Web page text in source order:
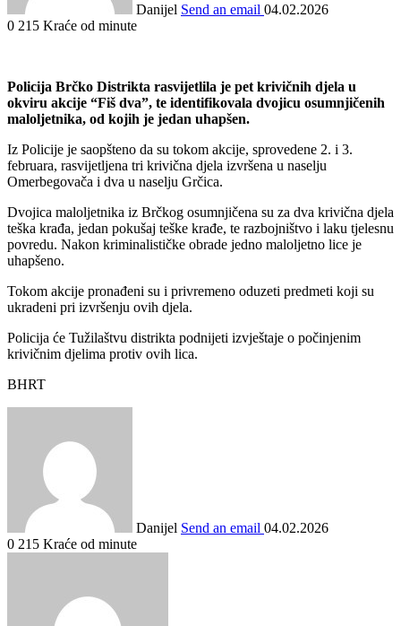
Danijel Send an email 04.02.2026
0 215 Kraće od minute
Policija Brčko Distrikta rasvijetlila je pet krivičnih djela u
okviru akcije “Fiš dva”, te identifikovala dvojicu osumnjičenih
maloljetnika, od kojih je jedan uhapšen.
Iz Policije je saopšteno da su tokom akcije, sprovedene 2. i 3.
februara, rasvijetljena tri krivična djela izvršena u naselju
Omerbegovača i dva u naselju Grčica.
Dvojica maloljetnika iz Brčkog osumnjičena su za dva krivična djela
teška krađa, jedan pokušaj teške krađe, te razbojništvo i laku tjelesnu
povredu. Nakon kriminalističke obrade jedno maloljetno lice je
uhapšeno.
Tokom akcije pronađeni su i privremeno oduzeti predmeti koji su
ukradeni pri izvršenju ovih djela.
Policija će Tužilaštvu distrikta podnijeti izvještaje o počinjenim
krivičnim djelima protiv ovih lica.
BHRT
Danijel Send an email 04.02.2026
0 215 Kraće od minute